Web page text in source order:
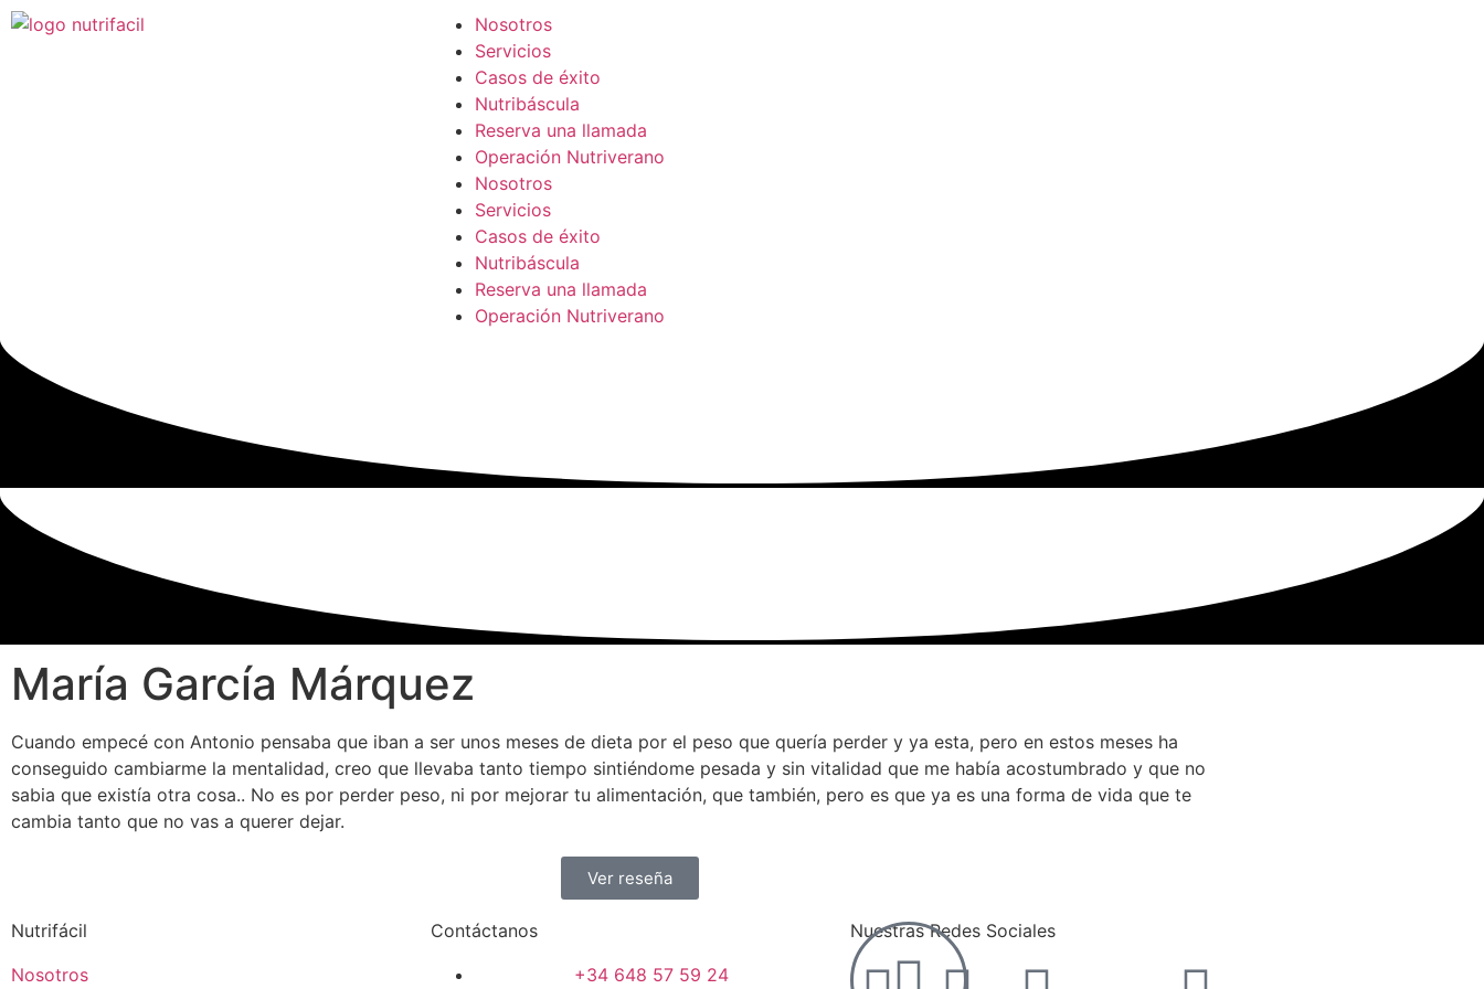
Nosotros
Servicios
Casos de éxito
Nutribáscula
Reserva una llamada
Operación Nutriverano
Nosotros
Servicios
Casos de éxito
Nutribáscula
Reserva una llamada
Operación Nutriverano
María García Márquez
Cuando empecé con Antonio pensaba que iban a ser unos meses de dieta por el peso que quería perder y ya esta, pero en estos meses ha
conseguido cambiarme la mentalidad, creo que llevaba tanto tiempo sintiéndome pesada y sin vitalidad que me había acostumbrado y que no
sabia que existía otra cosa.. No es por perder peso, ni por mejorar tu alimentación, que también, pero es que ya es una forma de vida que te
cambia tanto que no vas a querer dejar.
Ver reseña
Nutrifácil
Nosotros
Contáctanos
+34 648 57 59 24
Nuestras Redes Sociales